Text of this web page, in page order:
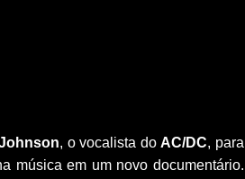
, o vocalista doAC/DC, para
música em um novo documentário.